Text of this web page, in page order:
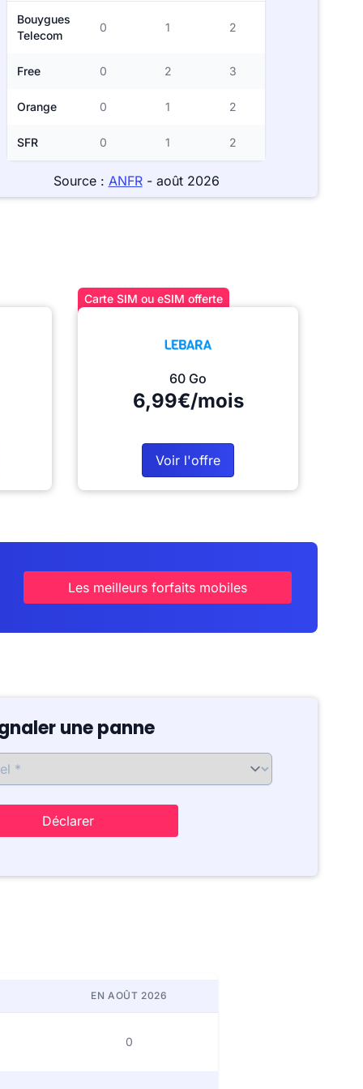
Bouygues
Telecom
0 1 2
Free 0 2 3
Orange 0 1 2
SFR 0 1 2
Source : ANFR- août 2026
Carte SIM ou eSIM offerte
60 Go
6,99€/mois
Voir l'offre
Les meilleurs forfaits mobiles
une panne
Déclarer
EN AOÛT 2026
0